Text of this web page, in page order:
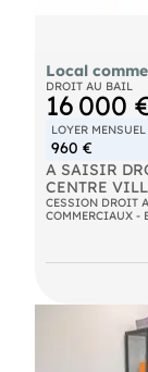
Local
DROIT AU BAIL
16 000
LOYER MENSUEL
960 €
A SAISIR
CENTRE
Jolie
accès
sanitaire
Le loyer
Le prix
hors frais
CESSION DROIT
COMMERCIAUX -